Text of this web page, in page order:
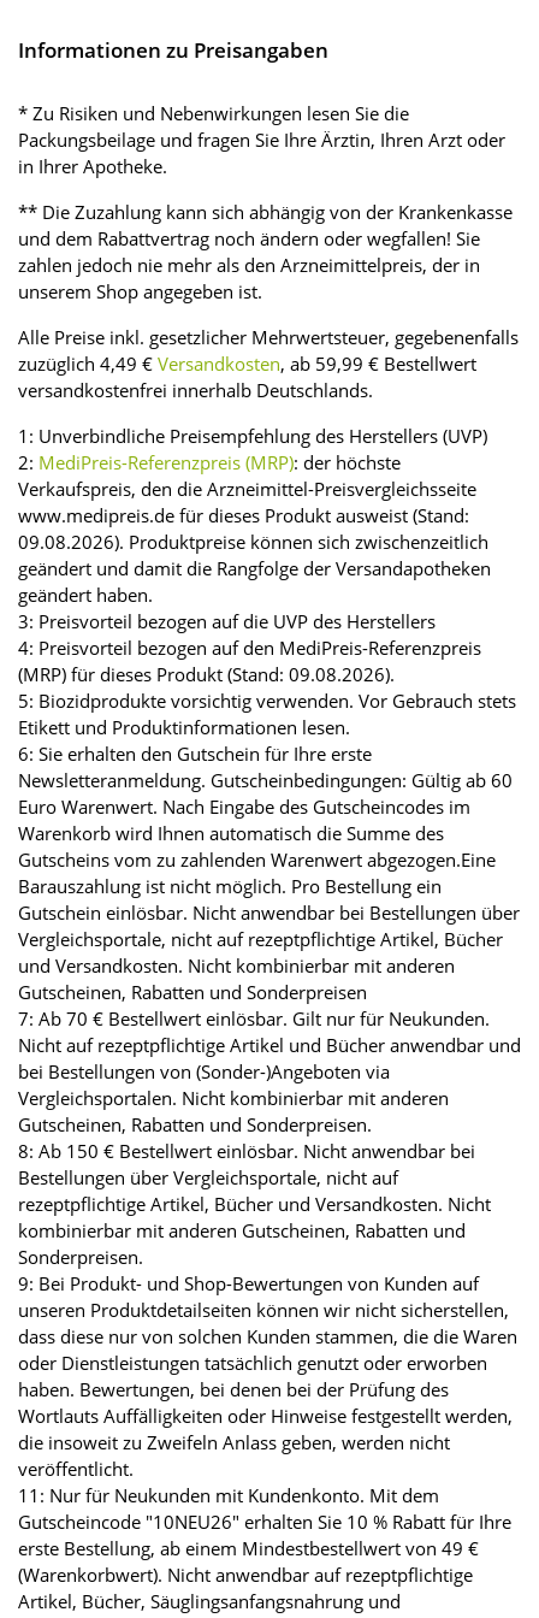
Informationen zu Preisangaben
* Zu Risiken und Nebenwirkungen lesen Sie die
Packungsbeilage und fragen Sie Ihre Ärztin, Ihren Arzt oder
in Ihrer Apotheke.
** Die Zuzahlung kann sich abhängig von der Krankenkasse
und dem Rabattvertrag noch ändern oder wegfallen! Sie
zahlen jedoch nie mehr als den Arzneimittelpreis, der in
unserem Shop angegeben ist.
Alle Preise inkl. gesetzlicher Mehrwertsteuer, gegebenenfalls
zuzüglich 4,49 € Versandkosten, ab 59,99 € Bestellwert
versandkostenfrei innerhalb Deutschlands.
1: Unverbindliche Preisempfehlung des Herstellers (UVP)
2: MediPreis-Referenzpreis (MRP): der höchste
Verkaufspreis, den die Arzneimittel-Preisvergleichsseite
www.medipreis.de für dieses Produkt ausweist (Stand:
09.08.2026). Produktpreise können sich zwischenzeitlich
geändert und damit die Rangfolge der Versandapotheken
geändert haben.
3: Preisvorteil bezogen auf die UVP des Herstellers
4: Preisvorteil bezogen auf den MediPreis-Referenzpreis
(MRP) für dieses Produkt (Stand: 09.08.2026).
5: Biozidprodukte vorsichtig verwenden. Vor Gebrauch stets
Etikett und Produktinformationen lesen.
6: Sie erhalten den Gutschein für Ihre erste
Newsletteranmeldung. Gutscheinbedingungen: Gültig ab 60
Euro Warenwert. Nach Eingabe des Gutscheincodes im
Warenkorb wird Ihnen automatisch die Summe des
Gutscheins vom zu zahlenden Warenwert abgezogen.Eine
Barauszahlung ist nicht möglich. Pro Bestellung ein
Gutschein einlösbar. Nicht anwendbar bei Bestellungen über
Vergleichsportale, nicht auf rezeptpflichtige Artikel, Bücher
und Versandkosten. Nicht kombinierbar mit anderen
Gutscheinen, Rabatten und Sonderpreisen
7: Ab 70 € Bestellwert einlösbar. Gilt nur für Neukunden.
Nicht auf rezeptpflichtige Artikel und Bücher anwendbar und
bei Bestellungen von (Sonder-)Angeboten via
Vergleichsportalen. Nicht kombinierbar mit anderen
Gutscheinen, Rabatten und Sonderpreisen.
8: Ab 150 € Bestellwert einlösbar. Nicht anwendbar bei
Bestellungen über Vergleichsportale, nicht auf
rezeptpflichtige Artikel, Bücher und Versandkosten. Nicht
kombinierbar mit anderen Gutscheinen, Rabatten und
Sonderpreisen.
9: Bei Produkt- und Shop-Bewertungen von Kunden auf
unseren Produktdetailseiten können wir nicht sicherstellen,
dass diese nur von solchen Kunden stammen, die die Waren
oder Dienstleistungen tatsächlich genutzt oder erworben
haben. Bewertungen, bei denen bei der Prüfung des
Wortlauts Auffälligkeiten oder Hinweise festgestellt werden,
die insoweit zu Zweifeln Anlass geben, werden nicht
veröffentlicht.
11: Nur für Neukunden mit Kundenkonto. Mit dem
Gutscheincode "10NEU26" erhalten Sie 10 % Rabatt für Ihre
erste Bestellung, ab einem Mindestbestellwert von 49 €
(Warenkorbwert). Nicht anwendbar auf rezeptpflichtige
Artikel, Bücher, Säuglingsanfangsnahrung und